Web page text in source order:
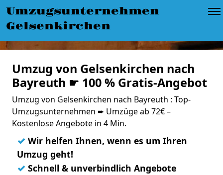
Umzugsunternehmen
Gelsenkirchen
Umzug von Gelsenkirchen nach
Bayreuth ☛ 100 % Gratis-Angebot
Umzug von Gelsenkirchen nach Bayreuth : Top-
Umzugsunternehmen ➨ Umzüge ab 72€ –
Kostenlose Angebote in 4 Min.
✓ Wir helfen Ihnen, wenn es um Ihren
Umzug geht!
✓ Schnell & unverbindlich Angebote